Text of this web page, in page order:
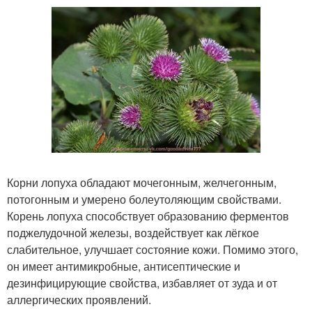
Корни лопуха обладают мочегонным, желчегонным,
потогонным и умерено болеутоляющим свойствами.
Корень лопуха способствует образованию ферментов
поджелудочной железы, воздействует как лёгкое
слабительное, улучшает состояние кожи. Помимо этого,
он имеет антимикробные, антисептические и
дезинфицирующие свойства, избавляет от зуда и от
аллергических проявлений.